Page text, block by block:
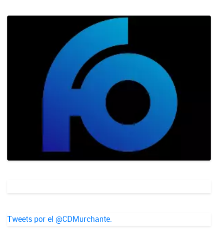
Tweets por el @CDMurchante.